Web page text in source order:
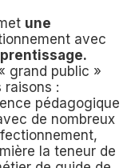
une
avec
grand public »
raisons :
pédagogique
de nombreux
la teneur de